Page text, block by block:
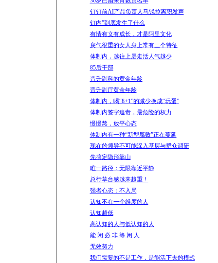
钉钉前AI产品负责人马锐拉离职发声
钉内”到底发生了什么
有情有义有成长，才是阿里文化
戾气很重的女人身上常有三个特征
体制内，越往上层走活人气越少
85后干部
晋升副科的黄金年龄
晋升副厅黄金年龄
体制内，喝“8+1”的减少换成“玩蛋”
体制内签字追责，最危险的权力
慢慢熬，放平心态
体制内有一种“新型腐败”正在蔓延
现在的领导不可能深入基层与群众调研
先搞定隐形靠山
唯一路径：无限靠近平静
总行草台感越来越重！
强者心态：不入局
认知不在一个维度的人
认知越低
高认知的人与低认知的人
能 闲 必 非 等 闲 人
无效努力
我们需要的不是工作，是能活下去的模式